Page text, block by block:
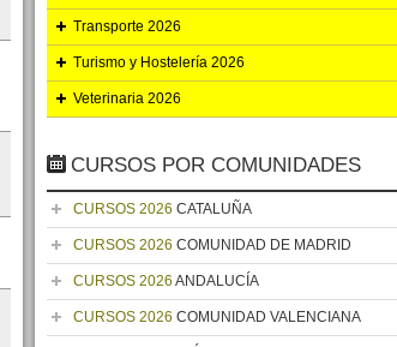
Transporte 2026
Turismo y Hostelería 2026
Veterinaria 2026
CURSOS POR COMUNIDADES
CURSOS 2026 CATALUÑA
CURSOS 2026 COMUNIDAD DE MADRID
CURSOS 2026 ANDALUCÍA
CURSOS 2026 COMUNIDAD VALENCIANA